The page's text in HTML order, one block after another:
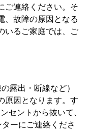
ご連絡ください。そ
、故障の原因となる
いるご家庭では、ご
露出・断線など）
原因となります。す
セントから抜いて、
ーにご連絡くださ